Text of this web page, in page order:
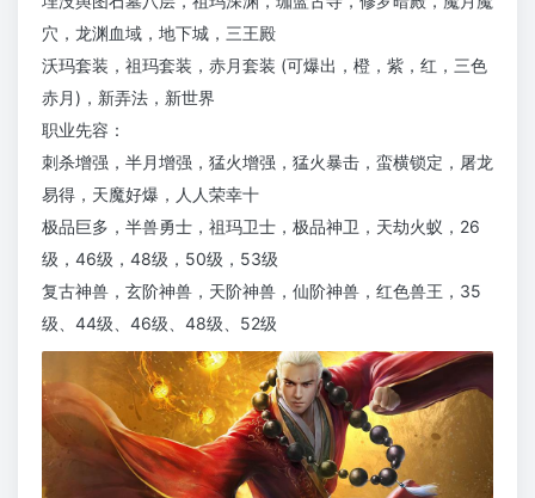
穴，龙渊血域，地下城，三王殿
沃玛套装，祖玛套装，赤月套装 (可爆出，橙，紫，红，三色
赤月)，新弄法，新世界
职业先容：
刺杀增强，半月增强，猛火增强，猛火暴击，蛮横锁定，屠龙
易得，天魔好爆，人人荣幸十
极品巨多，半兽勇士，祖玛卫士，极品神卫，天劫火蚁，26
级，46级，48级，50级，53级
复古神兽，玄阶神兽，天阶神兽，仙阶神兽，红色兽王，35
级、44级、46级、48级、52级